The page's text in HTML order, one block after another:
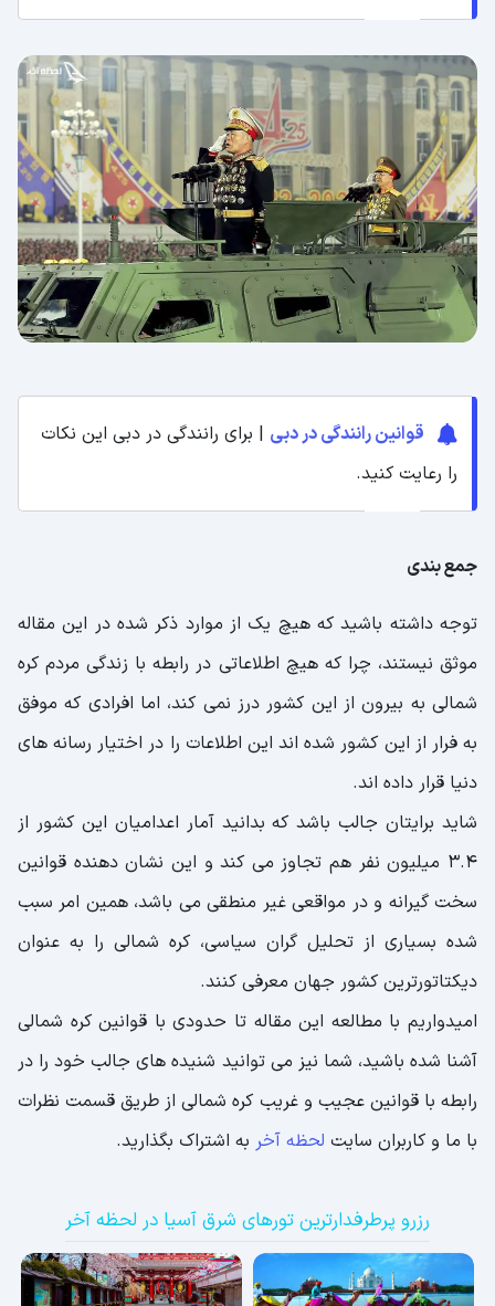
قوانین رانندگی در دبی | برای رانندگی در دبی این نکات
را رعایت کنید.
جمع بندی
توجه داشته باشید که هیچ یک از موارد ذکر شده در این مقاله
موثق نیستند، چرا که هیچ اطلاعاتی در رابطه با زندگی مردم کره
شمالی به بیرون از این کشور درز نمی کند، اما افرادی که موفق
به فرار از این کشور شده اند این اطلاعات را در اختیار رسانه های
دنیا قرار داده اند.
شاید برایتان جالب باشد که بدانید آمار اعدامیان این کشور از
3.4 میلیون نفر هم تجاوز می کند و این نشان دهنده قوانین
سخت گیرانه و در مواقعی غیر منطقی می باشد، همین امر سبب
شده بسیاری از تحلیل گران سیاسی، کره شمالی را به عنوان
دیکتاتورترین کشور جهان معرفی کنند.
امیدواریم با مطالعه این مقاله تا حدودی با قوانین کره شمالی
آشنا شده باشید، شما نیز می توانید شنیده های جالب خود را در
رابطه با قوانین عجیب و غریب کره شمالی از طریق قسمت نظرات
با ما و کاربران سایت لحظه آخر به اشتراک بگذارید.
رزرو پرطرفدارترین تورهای شرق آسیا در لحظه آخر